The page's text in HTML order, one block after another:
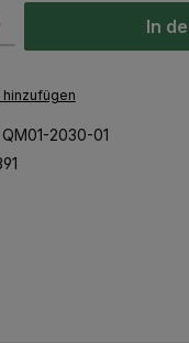
den gewünschten
In
QM01-2030-01